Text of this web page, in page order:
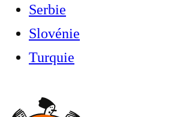
Serbie
Slovénie
Turquie